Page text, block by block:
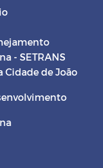
- SETRANS
de João